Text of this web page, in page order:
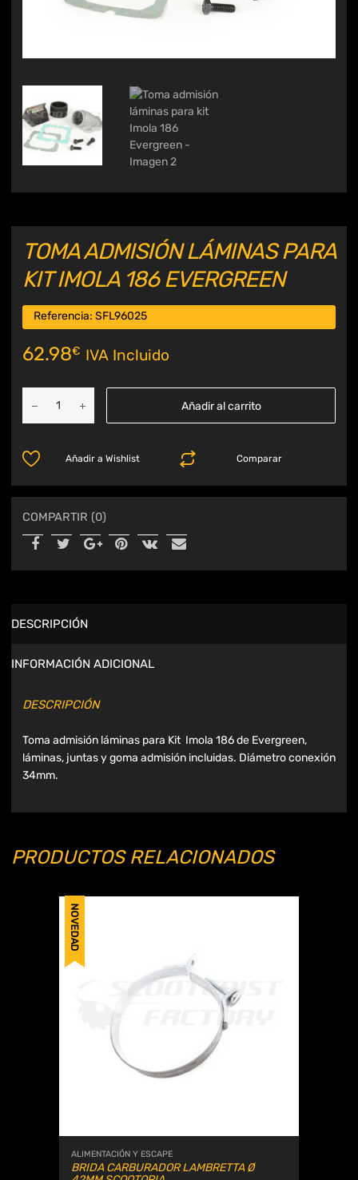
TOMA ADMISIÓN LÁMINAS PARA
KIT IMOLA 186 EVERGREEN
Referencia: SFL96025
62.98€ IVA Incluido
Añadir al carrito
Comparar
Añadir a Wishlist
COMPARTIR (0)
DESCRIPCIÓN
INFORMACIÓN ADICIONAL
DESCRIPCIÓN
Toma admisión láminas para Kit Imola 186 de Evergreen,
láminas, juntas y goma admisión incluidas. Diámetro conexión
34mm.
PRODUCTOS RELACIONADOS
NOVEDAD
ALIMENTACIÓN Y ESCAPE
BRIDA CARBURADOR LAMBRETTA Ø